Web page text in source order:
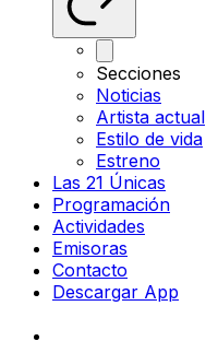
Secciones
Noticias
Artista actual
Estilo de vida
Estreno
Las 21 Únicas
Programación
Actividades
Emisoras
Contacto
Descargar App